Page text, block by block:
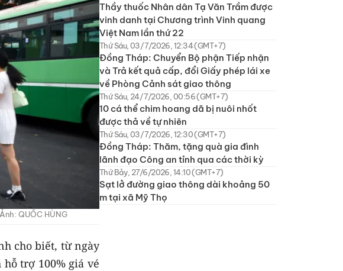
QUỐC HÙNG
cho biết, từ ngày
trợ 100% giá vé
Thầy thuốc Nhân dân Tạ Văn Trầm được
vinh danh tại Chương trình Vinh quang
Việt Nam lần thứ 22
Thứ Sáu, 03/7/2026, 12:34 (GMT+7)
Đồng Tháp: Chuyển Bộ phận Tiếp nhận
và Trả kết quả cấp, đổi Giấy phép lái xe
về Phòng Cảnh sát giao thông
Thứ Sáu, 24/7/2026, 00:56 (GMT+7)
10 cá thể chim hoang dã bị nuôi nhốt
được thả về tự nhiên
Thứ Sáu, 03/7/2026, 12:30 (GMT+7)
Đồng Tháp: Thăm, tặng quà gia đình
lãnh đạo Công an tỉnh qua các thời kỳ
Thứ Bảy, 27/6/2026, 14:10 (GMT+7)
Sạt lở đường giao thông dài khoảng 50
m tại xã Mỹ Thọ